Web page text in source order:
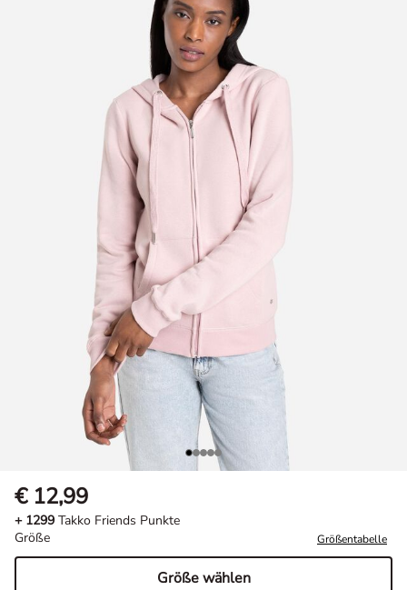
€ 12,99
+ 1299 Takko Friends Punkte
Größe
Größentabelle
Größe wählen